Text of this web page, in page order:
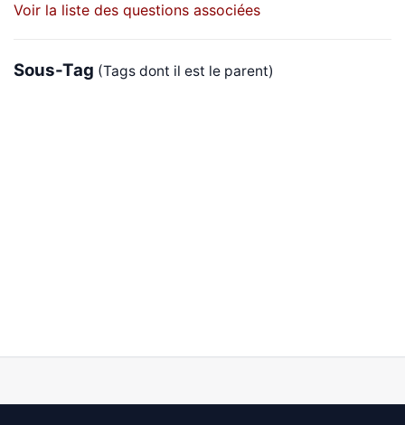
Voir la liste des questions associées
Sous-Tag (Tags dont il est le parent)